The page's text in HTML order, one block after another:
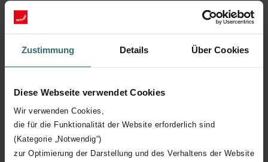
Zustimmung Details Über Cookies
Diese Webseite verwendet Cookies
Wir verwenden Cookies,
die für die Funktionalität der Website erforderlich sind
(Kategorie „Notwendig“)
zur Optimierung der Darstellung und des Verhaltens der Website
Disponible dans toutes les teintes du nuancier
Zehnder ou en finition chromée
Disponible pour le fonctionnement eau chaude ou
électrique